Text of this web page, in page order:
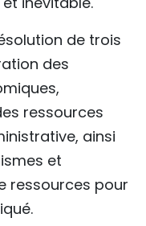
de trois
des
ressources
ainsi
et
ressources pour